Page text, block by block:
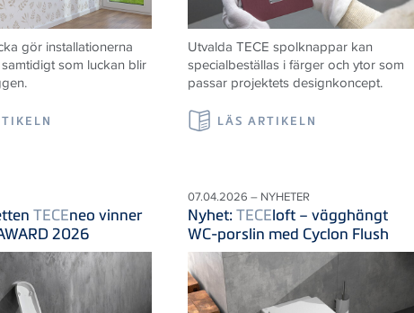
gör installationerna
som luckan blir
Utvalda TECE spolknappar kan
specialbeställas i färger och ytor som
passar projektets designkoncept.
LÄS ARTIKELN
TECEneo vinner
2026
07.04.2026 – NYHETER
Nyhet:TECEloft – vägghängt
WC-porslin med Cyclon Flush